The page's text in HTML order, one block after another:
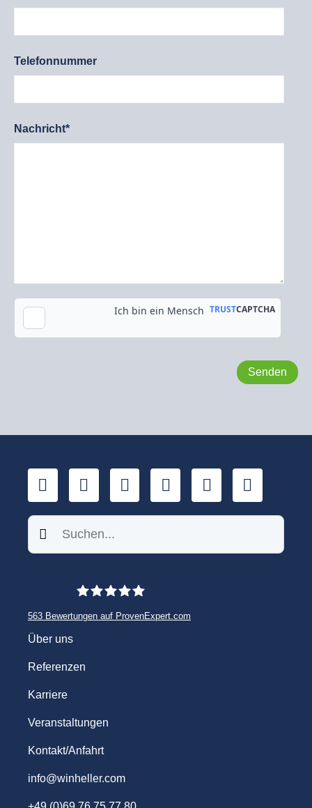
Telefonnummer
Nachricht*
Kopie an meine E-Mail-Adresse senden
LinkedInYouTube
Xing Facebook
Twitter
Suchen
563 Bewertungen auf ProvenExpert.com
Über uns
Referenzen
Karriere
Veranstaltungen
Kontakt/Anfahrt
info@winheller.com